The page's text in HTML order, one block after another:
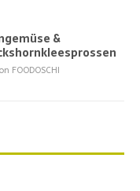
&
FOODOSCHI